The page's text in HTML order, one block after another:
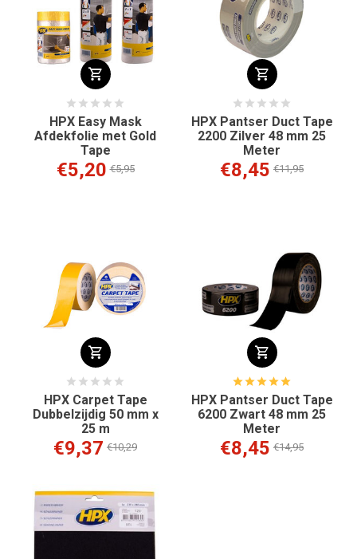
HPX Easy Mask
Afdekfolie met Gold
Tape
€5,20 €5,95
HPX Pantser Duct Tape
2200 Zilver 48 mm 25
Meter
€8,45 €11,95
HPX Carpet Tape
Dubbelzijdig 50 mm x
25 m
€9,37 €10,29
HPX Pantser Duct Tape
6200 Zwart 48 mm 25
Meter
€8,45 €14,95